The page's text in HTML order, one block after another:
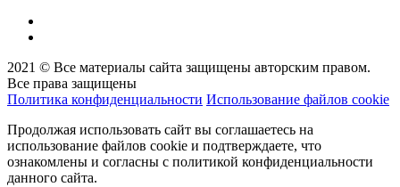
2021 © Все материалы сайта защищены авторским правом.
Все права защищены
Политика конфиденциальности Использование файлов cookie
Продолжая использовать сайт вы соглашаетесь на
использование файлов cookie и подтверждаете, что
ознакомлены и согласны с политикой конфиденциальности
данного сайта.